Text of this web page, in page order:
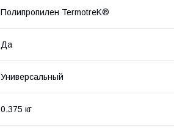
Полипропилен TermotreK®
Да
Универсальный
0.375 кг